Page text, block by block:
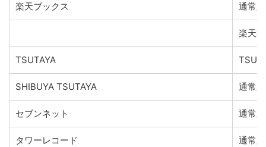
楽天ブックス 通常版
楽天
TSUTAYA
SHIBUYA TSUTAYA 通常版
セブンネット 通常版
タワーレコード 通常版